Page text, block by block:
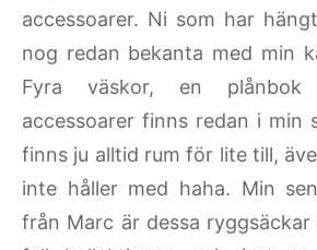
accessoarer. Ni som har
nog redan bekanta med min
Fyra väskor, en
accessoarer finns redan i min
finns ju alltid rum för lite till,
inte håller med haha. Min
från Marc är dessa